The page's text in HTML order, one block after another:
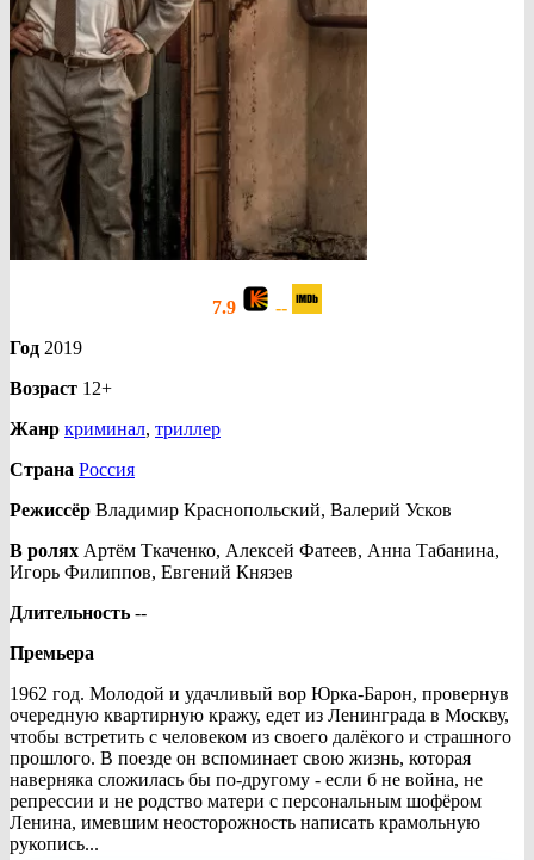
7.9
--
Год 2019
Возраст 12+
Жанр криминал, триллер
Страна Россия
Режиссёр Владимир Краснопольский, Валерий Усков
В ролях Артём Ткаченко, Алексей Фатеев, Анна Табанина,
Игорь Филиппов, Евгений Князев
Длительность --
Премьера
1962 год. Молодой и удачливый вор Юрка-Барон, провернув
очередную квартирную кражу, едет из Ленинграда в Москву,
чтобы встретить с человеком из своего далёкого и страшного
прошлого. В поезде он вспоминает свою жизнь, которая
наверняка сложилась бы по-другому - если б не война, не
репрессии и не родство матери с персональным шофёром
Ленина, имевшим неосторожность написать крамольную
рукопись...